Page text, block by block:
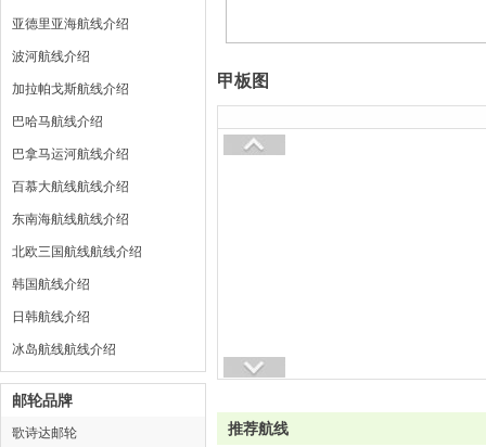
亚德里亚海航线介绍
波河航线介绍
加拉帕戈斯航线介绍
巴哈马航线介绍
巴拿马运河航线介绍
百慕大航线航线介绍
东南海航线航线介绍
北欧三国航线航线介绍
韩国航线介绍
日韩航线介绍
冰岛航线航线介绍
邮轮品牌
歌诗达邮轮
甲板图
推荐航线